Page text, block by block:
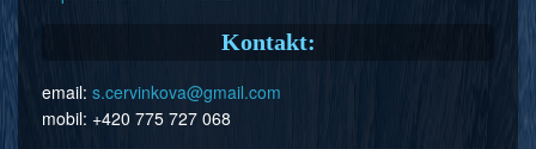
Kontakt:
email: s.cervinkova@gmail.com
mobil: +420 775 727 068